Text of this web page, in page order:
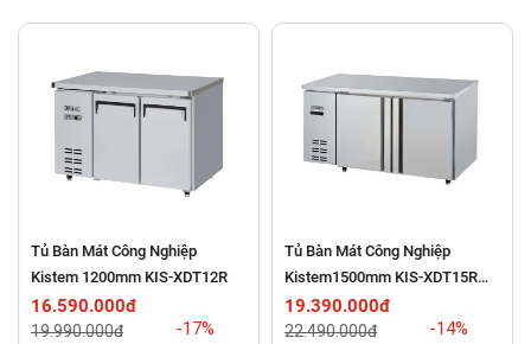
Tủ Bàn Mát Công Nghiệp
Kistem 1200mm KIS-XDT12R
16.590.000đ
19.990.000đ -17%
Tủ Bàn Mát Công Nghiệp
Kistem1500mm KIS-XDT15R
382 Lít
19.390.000đ
22.490.000đ -14%